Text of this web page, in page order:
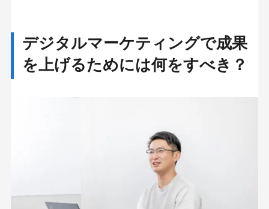
Webサイトリニューアル
Webマーケティングツール
インフルエンサーマーケTips
コンテンツマーケティング
ディスプレイ広告
ホワイトペーパー
メルマガ
リスティング広告
デジタルマーケティングで成果
を上げるためには何をすべき？